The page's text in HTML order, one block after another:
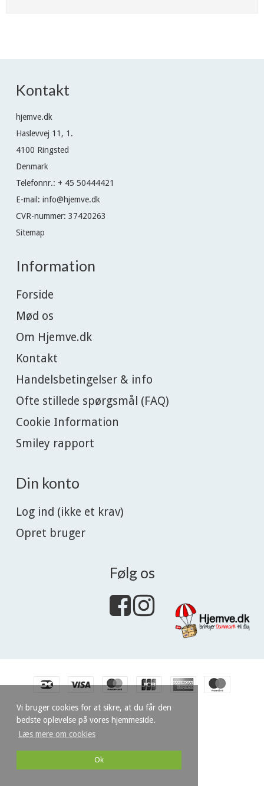
Vi bruger cookies for at sikre, at du får den
bedste oplevelse på vores hjemmeside.
Læs mere om cookies
Ok
Kontakt
hjemve.dk
Haslevvej 11, 1.
4100 Ringsted
Denmark
Telefonnr.: + 45 50444421
E-mail: info@hjemve.dk
CVR-nummer: 37420263
Sitemap
Information
Forside
Mød os
Om Hjemve.dk
Kontakt
Handelsbetingelser & info
Ofte stillede spørgsmål (FAQ)
Cookie Information
Smiley rapport
Din konto
Log ind (ikke et krav)
Opret bruger
Følg os